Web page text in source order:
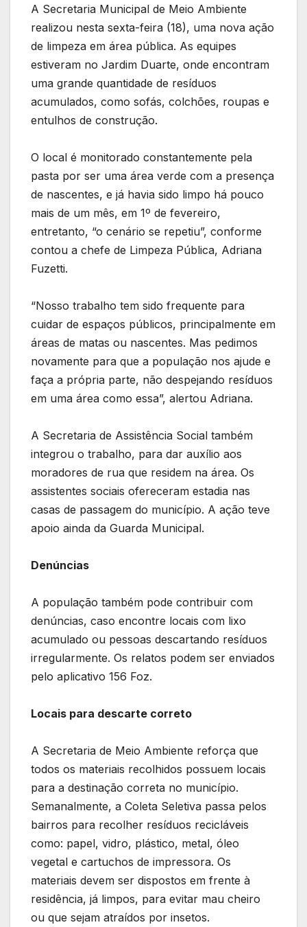
A Secretaria Municipal de Meio Ambiente
realizou nesta sexta-feira (18), uma nova ação
de limpeza em área pública. As equipes
estiveram no Jardim Duarte, onde encontram
uma grande quantidade de resíduos
acumulados, como sofás, colchões, roupas e
entulhos de construção.
O local é monitorado constantemente pela
pasta por ser uma área verde com a presença
de nascentes, e já havia sido limpo há pouco
mais de um mês, em 1º de fevereiro,
entretanto, “o cenário se repetiu”, conforme
contou a chefe de Limpeza Pública, Adriana
Fuzetti.
“Nosso trabalho tem sido frequente para
cuidar de espaços públicos, principalmente em
áreas de matas ou nascentes. Mas pedimos
novamente para que a população nos ajude e
faça a própria parte, não despejando resíduos
em uma área como essa”, alertou Adriana.
A Secretaria de Assistência Social também
integrou o trabalho, para dar auxílio aos
moradores de rua que residem na área. Os
assistentes sociais ofereceram estadia nas
casas de passagem do município. A ação teve
apoio ainda da Guarda Municipal.
Denúncias
A população também pode contribuir com
denúncias, caso encontre locais com lixo
acumulado ou pessoas descartando resíduos
irregularmente. Os relatos podem ser enviados
pelo aplicativo 156 Foz.
Locais para descarte correto
A Secretaria de Meio Ambiente reforça que
todos os materiais recolhidos possuem locais
para a destinação correta no município.
Semanalmente, a Coleta Seletiva passa pelos
bairros para recolher resíduos recicláveis
como: papel, vidro, plástico, metal, óleo
vegetal e cartuchos de impressora. Os
materiais devem ser dispostos em frente à
residência, já limpos, para evitar mau cheiro
ou que sejam atraídos por insetos.